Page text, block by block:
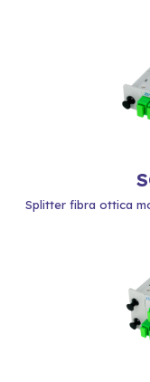
Splitter fibra ottica